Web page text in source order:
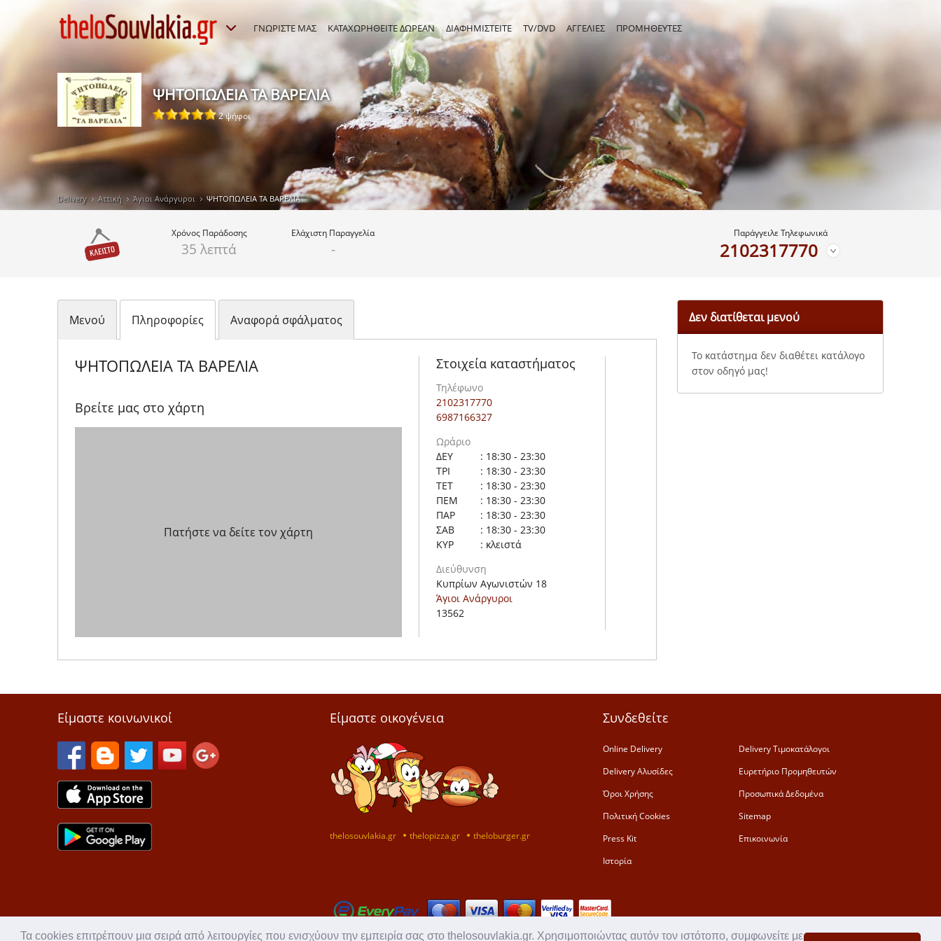
Τα cookies επιτρέπουν μια σειρά από λειτουργίες που ενισχύουν την εμπειρία σας στο thelosouvlakia.gr. Χρησιμοποιώντας αυτόν τον ιστότοπο, συμφωνείτε με
ΓΝΩΡΙΣΤΕ ΜΑΣ ΚΑΤΑΧΩΡΗΘΕΙΤΕ ΔΩΡΕΑΝ ΔΙΑΦΗΜΙΣΤΕΙΤΕ TV/DVD ΑΓΓΕΛΙΕΣ ΠΡΟΜΗΘΕΥΤΕΣ
ΨΗΤΟΠΩΛΕΙΑ ΤΑ ΒΑΡΕΛΙΑ
2 ψήφοι
Delivery Αττική Άγιοι Ανάργυροι ΨΗΤΟΠΩΛΕΙΑ ΤΑ ΒΑΡΕΛΙΑ
Χρόνος Παράδοσης
35 λεπτά
Ελάχιστη Παραγγελία
-
Παράγγειλε Τηλεφωνικά
2102317770
Μενού Πληροφορίες Αναφορά σφάλματος
Στοιχεία καταστήματος
Τηλέφωνο
2102317770
6987166327
Ωράριο
ΔΕΥ
: 18:30 - 23:30
ΤΡΙ
: 18:30 - 23:30
ΤΕΤ
: 18:30 - 23:30
ΠΕΜ
: 18:30 - 23:30
ΠΑΡ
: 18:30 - 23:30
ΣΑΒ
: 18:30 - 23:30
ΚΥΡ
: κλειστά
Διεύθυνση
Κυπρίων Αγωνιστών 18
Άγιοι Ανάργυροι
13562
ΨΗΤΟΠΩΛΕΙΑ ΤΑ ΒΑΡΕΛΙΑ
Βρείτε μας στο χάρτη
Πατήστε να δείτε τον χάρτη
Δεν διατίθεται μενού
Το κατάστημα δεν διαθέτει κατάλογο
στον οδηγό μας!
Είμαστε κοινωνικοί Είμαστε οικογένεια
thelosouvlakia.gr thelopizza.gr theloburger.gr
Συνδεθείτε
Online Delivery
Delivery Τιμοκατάλογοι
Delivery Αλυσίδες
Ευρετήριο Προμηθευτών
Όροι Χρήσης
Προσωπικά Δεδομένα
Πολιτική Cookies
Sitemap
Press Kit
Επικοινωνία
Ιστορία